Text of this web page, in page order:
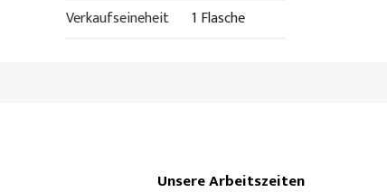
Verkaufseineheit
1 Flasche
Unsere Arbeitszeiten